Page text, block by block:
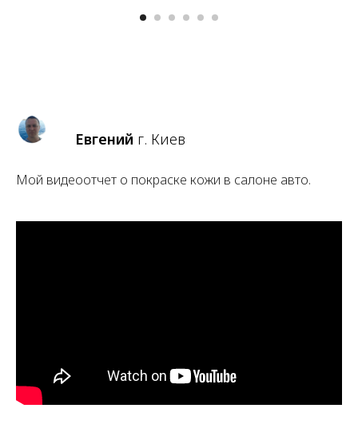
Евгений г. Киев
Мой видеоотчет о покраске кожи в салоне авто.